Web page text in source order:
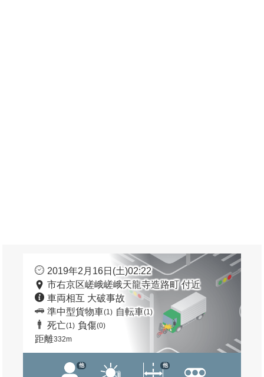
2019年2月16日(土)02:22
市右京区嵯峨嵯峨天龍寺造路町 付近
車両相互 大破事故
準中型貨物車(1) 自転車(1)
死亡(1) 負傷(0)
距離332m
他 他